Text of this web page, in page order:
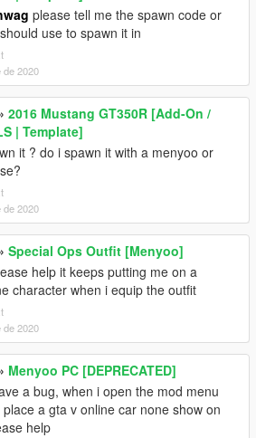
please tell me the spawn code or
use to spawn it in
de 2020
2016 Mustang GT350R [Add-On /
| Template]
it ? do i spawn it with a menyoo or
de 2020
Special Ops Outfit [Menyoo]
help it keeps putting me on a
character when i equip the outfit
de 2020
Menyoo PC [DEPRECATED]
a bug, when i open the mod menu
a gta v online car none show on
help